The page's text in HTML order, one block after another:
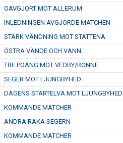
OAVGJORT MOT ALLERUM
INLEDNINGEN AVGJORDE MATCHEN
STARK VÄNDNING MOT STATTENA
ÖSTRA VÄNDE OCH VANN
TRE POÄNG MOT VEDBY/RÖNNE
SEGER MOT LJUNGBYHED
DAGENS STARTELVA MOT LJUNGBYHED
KOMMANDE MATCHER
ANDRA RAKA SEGERN
KOMMANDE MATCHER